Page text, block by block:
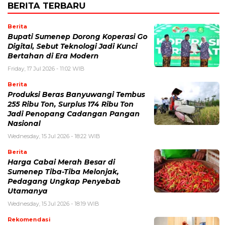
BERITA TERBARU
Berita
Bupati Sumenep Dorong Koperasi Go
Digital, Sebut Teknologi Jadi Kunci
Bertahan di Era Modern
Friday, 17 Jul 2026 - 11:02 WIB
Berita
Produksi Beras Banyuwangi Tembus
255 Ribu Ton, Surplus 174 Ribu Ton
Jadi Penopang Cadangan Pangan
Nasional
Wednesday, 15 Jul 2026 - 18:22 WIB
Berita
Harga Cabai Merah Besar di
Sumenep Tiba-Tiba Melonjak,
Pedagang Ungkap Penyebab
Utamanya
Wednesday, 15 Jul 2026 - 18:19 WIB
Rekomendasi